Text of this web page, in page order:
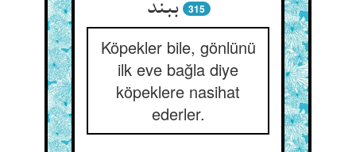
ببند 315
Köpekler bile, gönlünü
ilk eve bağla diye
köpeklere nasihat
ederler.